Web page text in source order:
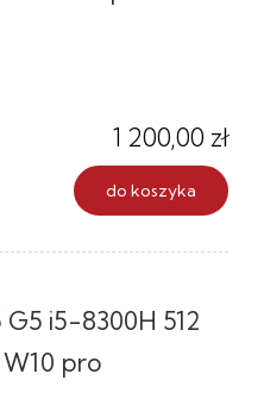
1 200,00 zł
do koszyka
i5-8300H 512
W10 pro